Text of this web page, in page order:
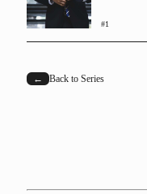
#1
← Back to Series